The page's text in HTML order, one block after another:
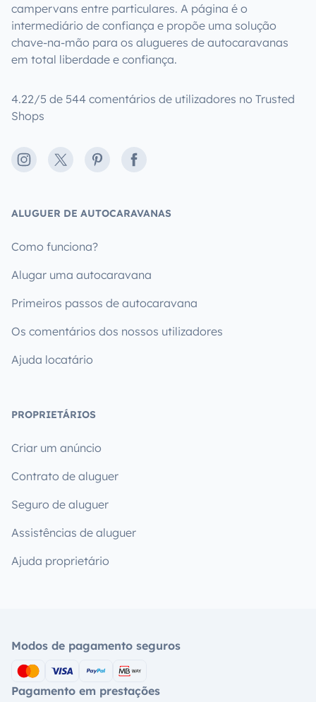
campervans entre particulares. A página é o
intermediário de confiança e propõe uma solução
chave-na-mão para os alugueres de autocaravanas
em total liberdade e confiança.
4.22/5 de 544 comentários de utilizadores no Trusted
Shops
Instagram
X PinterestFacebook
ALUGUER DE AUTOCARAVANAS
Como funciona?
Alugar uma autocaravana
Primeiros passos de autocaravana
Os comentários dos nossos utilizadores
Ajuda locatário
PROPRIETÁRIOS
Criar um anúncio
Contrato de aluguer
Seguro de aluguer
Assistências de aluguer
Ajuda proprietário
Modos de pagamento seguros
Pagamento em prestações